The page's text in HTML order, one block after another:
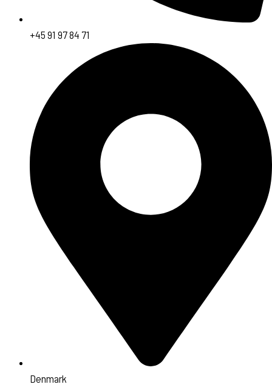
+45 91 97 84 71
Denmark